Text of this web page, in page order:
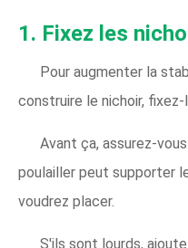
1. Fixez les
Pour augmenter la
construire le nichoir, fixez-
Avant ça, assurez-
poulailler peut supporter
voudrez placer.
S'ils sont lourds,